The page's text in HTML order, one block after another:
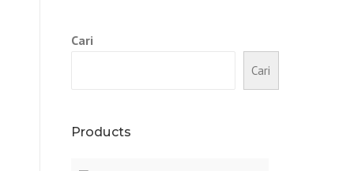
Cari
Cari
Products